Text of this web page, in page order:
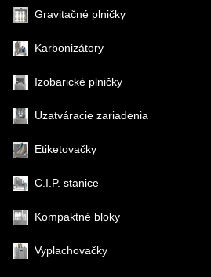
Gravitačné plničky
Karbonizátory
Izobarické plničky
Uzatváracie zariadenia
Etiketovačky
C.I.P. stanice
Kompaktné bloky
Vyplachovačky